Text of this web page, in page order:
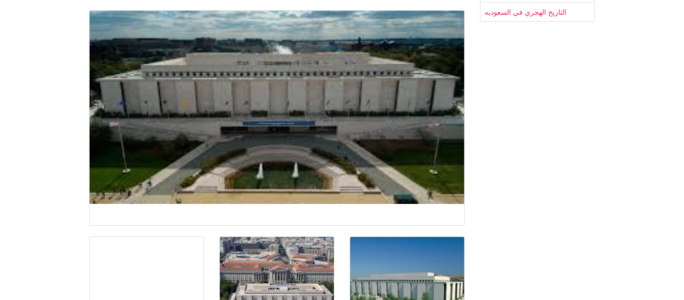
التاريخ الهجري في السعوديه